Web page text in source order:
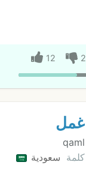
2
12
غمل
qaml
كلمة سعودية